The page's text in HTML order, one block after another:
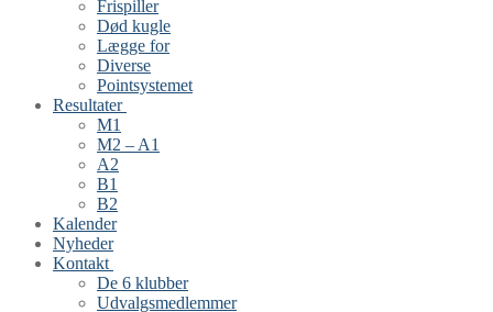
Frispiller
Død kugle
Lægge for
Diverse
Pointsystemet
Resultater
M1
M2 – A1
A2
B1
B2
Kalender
Nyheder
Kontakt
De 6 klubber
Udvalgsmedlemmer